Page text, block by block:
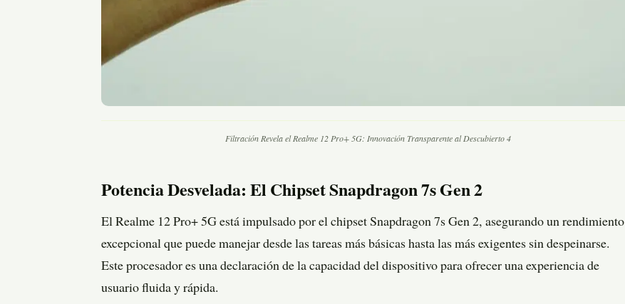
Filtración Revela el Realme 12 Pro+ 5G: Innovación Transparente al Descubierto 4
Potencia Desvelada: El Chipset Snapdragon 7s Gen 2
El Realme 12 Pro+ 5G está impulsado por el chipset Snapdragon 7s Gen 2, asegurando un rendimiento
excepcional que puede manejar desde las tareas más básicas hasta las más exigentes sin despeinarse.
Este procesador es una declaración de la capacidad del dispositivo para ofrecer una experiencia de
usuario fluida y rápida.